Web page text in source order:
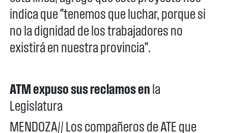
indica que "tenemos que luchar, porque si
no la dignidad de los trabajadores no
existirá en nuestra provincia".
ATM expuso sus reclamos en la
Legislatura
MENDOZA// Los compañeros de ATE que